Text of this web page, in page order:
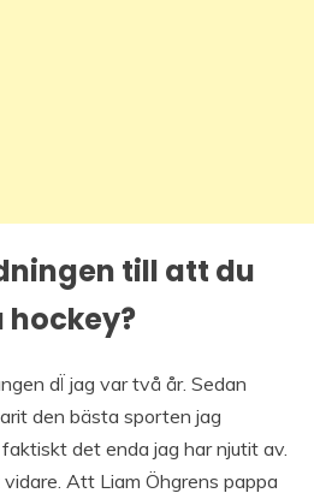
till att du
hockey?
dÏ jag var två år. Sedan
den bästa sporten jag
det enda jag har njutit av.
Att Liam Öhgrens pappa